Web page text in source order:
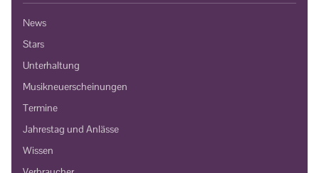
News
Stars
Unterhaltung
Musikneuerscheinungen
Termine
Jahrestag und Anlässe
Wissen